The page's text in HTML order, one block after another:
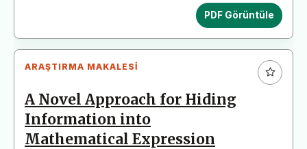
PDF Görüntüle
ARAŞTIRMA MAKALESI
A Novel Approach for Hiding
Information into
Mathematical Expression